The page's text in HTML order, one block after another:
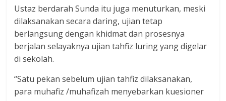
Ustaz berdarah Sunda itu juga menuturkan, meski
dilaksanakan secara daring, ujian tetap
berlangsung dengan khidmat dan prosesnya
berjalan selayaknya ujian tahfiz luring yang digelar
di sekolah.
“Satu pekan sebelum ujian tahfiz dilaksanakan,
para muhafiz /muhafizah menyebarkan kuesioner